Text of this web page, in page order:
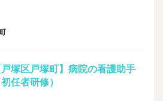
戸塚区戸塚町】病院の看護助手
初任者研修）